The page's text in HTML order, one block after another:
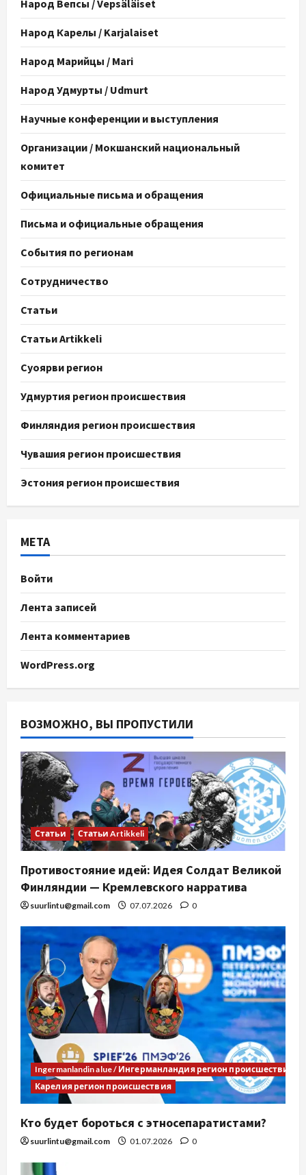
Народ Вепсы / Vepsäläiset
Народ Карелы / Karjalaiset
Народ Марийцы / Mari
Народ Удмурты / Udmurt
Научные конференции и выступления
Организации / Мокшанский национальный
комитет
Официальные письма и обращения
Письма и официальные обращения
События по регионам
Сотрудничество
Статьи
Статьи Artikkeli
Суоярви регион
Удмуртия регион происшествия
Финляндия регион происшествия
Чувашия регион происшествия
Эстония регион происшествия
МЕТА
Войти
Лента записей
Лента комментариев
WordPress.org
ВОЗМОЖНО, ВЫ ПРОПУСТИЛИ
Статьи Статьи Artikkeli
Противостояние идей: Идея Солдат Великой
Финляндии — Кремлевского нарратива
suurlintu@gmail.com 07.07.2026 0
Ingermanlandin alue / Ингерманландия регион происшествия
Карелия регион происшествия
Кто будет бороться с этносепаратистами?
suurlintu@gmail.com 01.07.2026 0